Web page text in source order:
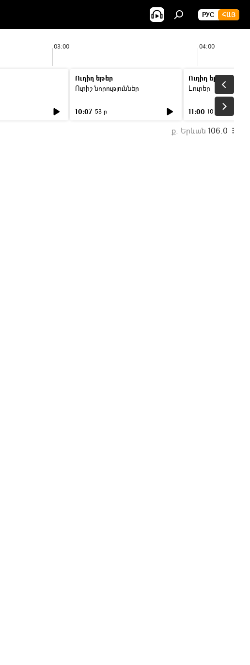
РУС ՀԱՅ
03:00 04:00
Ուղիղ եթեր
Ուրիշ նորություններ
10:07 53 ր
Ուղիղ եթեր
Լուրեր
11:00 10 ր
ք. Երևան 106.0